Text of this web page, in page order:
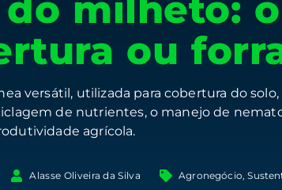
milheto:
ou
versátil, utilizada para cobertura do
de nutrientes, o manejo de
agrícola.
Alasse Oliveira da Silva Agronegócio,